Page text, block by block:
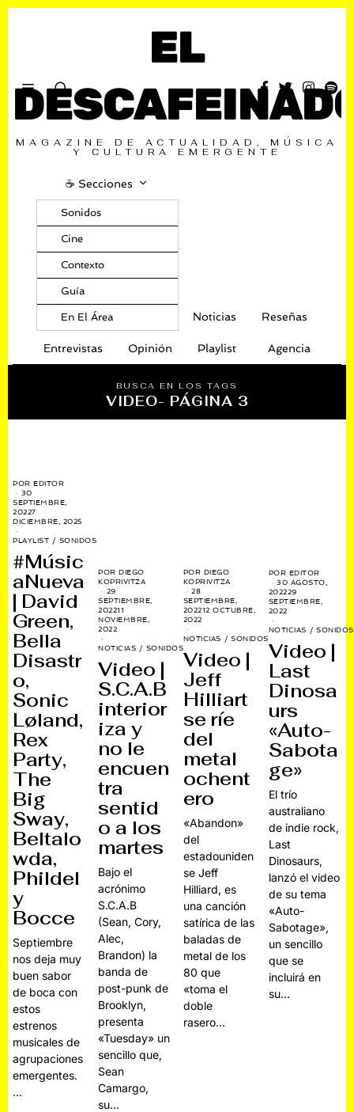
EL
MAGAZINE DE ACTUALIDAD, MÚSICA
Y CULTURA EMERGENTE
☕️ Secciones
Sonidos
Cine
Contexto
Guía
En El Área Noticias Reseñas
Entrevistas Opinión Playlist Agencia
BUSCA EN LOS TAGS
VIDEO- PÁGINA 3
POREDITOR
30
SEPTIEMBRE,
20227
DICIEMBRE, 2025
PLAYLIST / SONIDOS
#Músic
aNueva
| David
Green,
Bella
Disastr
o,
Sonic
Løland,
Rex
Party,
The
Big
Sway,
Beltalo
wda,
Phildel
y
Bocce
Septiembre
nos deja muy
buen sabor
de boca con
estos
estrenos
musicales de
agrupaciones
emergentes.
…
PORDIEGO
KOPRIVITZA
29
SEPTIEMBRE,
202211
NOVIEMBRE,
2022
NOTICIAS / SONIDOS
Video |
S.C.A.B
interior
iza y
no le
encuen
tra
sentid
o a los
martes
Bajo el
acrónimo
S.C.A.B
(Sean, Cory,
Alec,
Brandon) la
banda de
post-punk de
Brooklyn,
presenta
«Tuesday» un
sencillo que,
Sean
Camargo,
su…
POR DIEGO
KOPRIVITZA
28
SEPTIEMBRE,
202212 OCTUBRE,
2022
NOTICIAS / SONIDOS
Video |
Jeff
Hilliart
se ríe
del
metal
ochent
ero
«Abandon»
del
estadouniden
se Jeff
Hilliard, es
una canción
satírica de las
baladas de
metal de los
80 que
«toma el
doble
rasero…
POR EDITOR
30 AGOSTO,
202229
SEPTIEMBRE,
2022
NOTICIAS / SONIDOS
Video |
Last
Dinosa
urs
«Auto-
Sabota
ge»
El trío
australiano
de indie rock,
Last
Dinosaurs,
lanzó el video
de su tema
«Auto-
Sabotage»,
un sencillo
que se
incluirá en
su…